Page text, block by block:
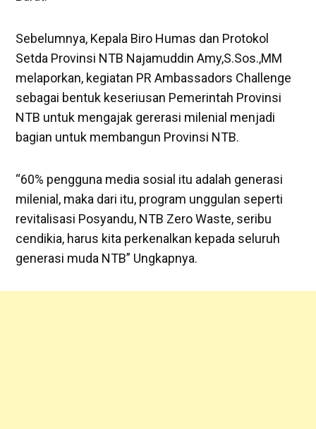
Sebelumnya, Kepala Biro Humas dan Protokol
Setda Provinsi NTB Najamuddin Amy,S.Sos.,MM
melaporkan, kegiatan PR Ambassadors Challenge
sebagai bentuk keseriusan Pemerintah Provinsi
NTB untuk mengajak gererasi milenial menjadi
bagian untuk membangun Provinsi NTB.
“60% pengguna media sosial itu adalah generasi
milenial, maka dari itu, program unggulan seperti
revitalisasi Posyandu, NTB Zero Waste, seribu
cendikia, harus kita perkenalkan kepada seluruh
generasi muda NTB” Ungkapnya.